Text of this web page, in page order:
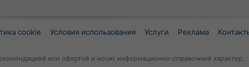
cookie Условия использования Услуги Реклама
или офертой и носит информационно-справочный характер.